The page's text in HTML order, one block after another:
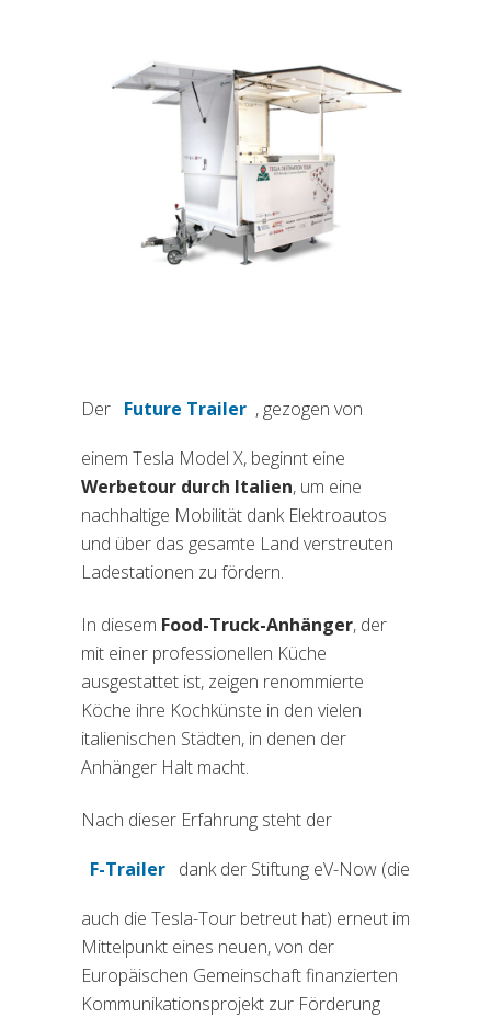
Der Future Trailer
(si apre in una nuova scheda)
, gezogen von
einem Tesla Model X, beginnt eine
Werbetour durch Italien, um eine
nachhaltige Mobilität dank Elektroautos
und über das gesamte Land verstreuten
Ladestationen zu fördern.
In diesem Food-Truck-Anhänger, der
mit einer professionellen Küche
ausgestattet ist, zeigen renommierte
Köche ihre Kochkünste in den vielen
italienischen Städten, in denen der
Anhänger Halt macht.
Nach dieser Erfahrung steht der
F-Trailer
(si apre in una nuova scheda)
dank der Stiftung eV-Now (die
auch die Tesla-Tour betreut hat) erneut im
Mittelpunkt eines neuen, von der
Europäischen Gemeinschaft finanzierten
Kommunikationsprojekt zur Förderung